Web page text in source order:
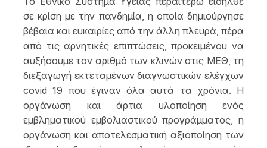
σε κρίση με την πανδημία, η οποία δημιούργησε
βέβαια και ευκαιρίες από την άλλη πλευρά, πέρα
από τις αρνητικές επιπτώσεις, προκειμένου να
αυξήσουμε τον αριθμό των κλινών στις ΜΕΘ, τη
διεξαγωγή εκτεταμένων διαγνωστικών ελέγχων
covid 19 που έγιναν όλα αυτά τα χρόνια. Η
οργάνωση και άρτια υλοποίηση ενός
εμβληματικού εμβολιαστικού προγράμματος, η
οργάνωση και αποτελεσματική αξιοποίηση των